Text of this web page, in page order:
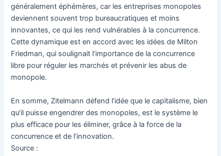
généralement éphémères, car les entreprises monopoles
deviennent souvent trop bureaucratiques et moins
innovantes, ce qui les rend vulnérables à la concurrence.
Cette dynamique est en accord avec les idées de Milton
Friedman, qui soulignait l’importance de la concurrence
libre pour réguler les marchés et prévenir les abus de
monopole.
En somme, Zitelmann défend l’idée que le capitalisme, bien
qu’il puisse engendrer des monopoles, est le système le
plus efficace pour les éliminer, grâce à la force de la
concurrence et de l’innovation.
Source :